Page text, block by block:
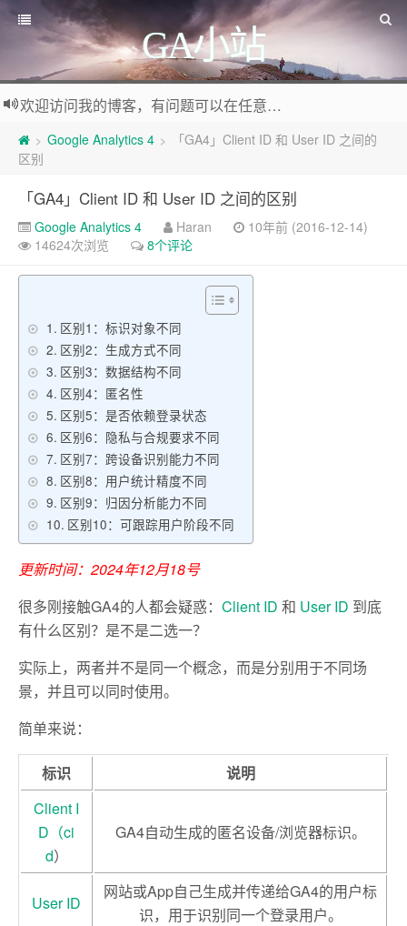
GA小站
欢迎访问我的博客，有问题可以在任意文章底部留言评论
> Google Analytics 4 >
「GA4」Client ID 和 User ID 之间的
区别
「GA4」Client ID 和 User ID 之间的区别
Google Analytics 4 Haran
10年前 (2016-12-14)
14624次浏览
8个评论
区别1：标识对象不同
区别2：生成方式不同
区别3：数据结构不同
区别4：匿名性
区别5：是否依赖登录状态
区别6：隐私与合规要求不同
区别7：跨设备识别能力不同
区别8：用户统计精度不同
区别9：归因分析能力不同
区别10：可跟踪用户阶段不同
更新时间：2024年12月18号
很多刚接触GA4的人都会疑惑： Client ID 和 User ID 到底
有什么区别？是不是二选一？
实际上，两者并不是同一个概念，而是分别用于不同场
景，并且可以同时使用。
简单来说：
标识
说明
Client I
D（ci
d）
GA4自动生成的匿名设备/浏览器标识。
User ID
网站或App自己生成并传递给GA4的用户标
识，用于识别同一个登录用户。